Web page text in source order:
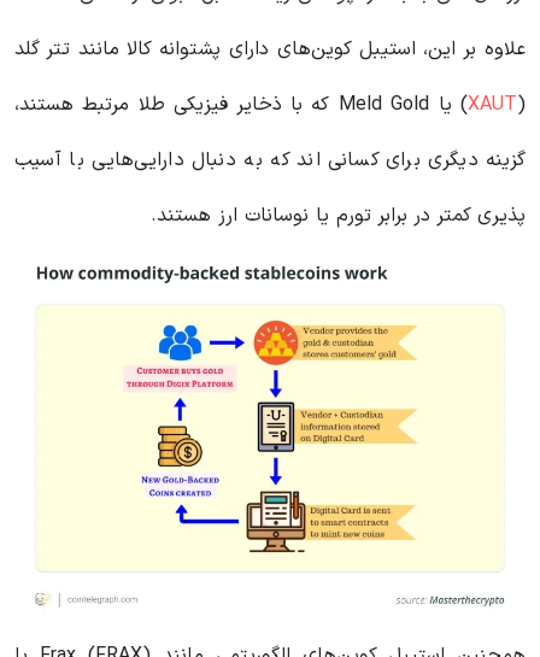
علاوه بر این، استیبل کوین‌های دارای پشتوانه کالا مانند تتر گلد
(
XAUT
) یا Meld Gold که با ذخایر فیزیکی طلا مرتبط هستند،
گزینه دیگری برای کسانی اند که به دنبال دارایی‌هایی با آسیب
پذیری کمتر در برابر تورم یا نوسانات ارز هستند.